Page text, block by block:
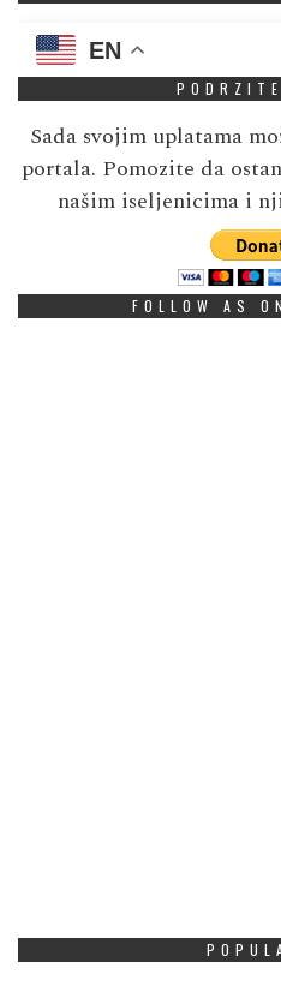
EN
Sada svojim uplatama
portala. Pomozite da
našim iseljenicima i
FOLLOW AS